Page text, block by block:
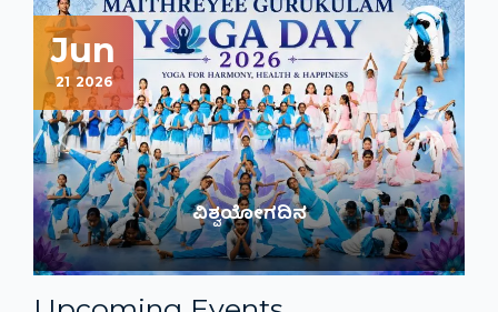
ವಿಶ್ವಯೋಗದಿನ
Jun
2026
Previous Next